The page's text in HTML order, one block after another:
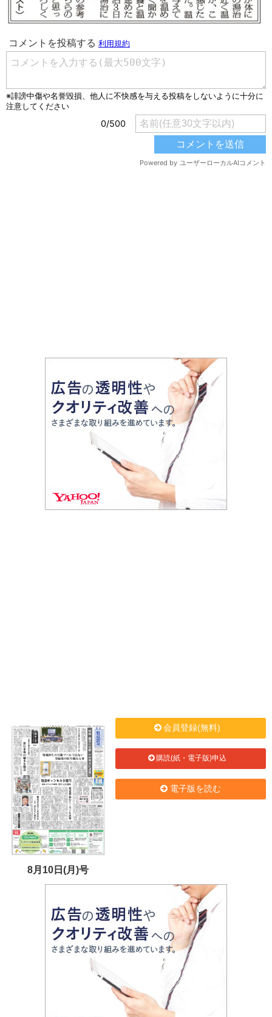
8月10日(月)号
会員登録(無料)
購読(紙・電子版)申込
電子版を読む